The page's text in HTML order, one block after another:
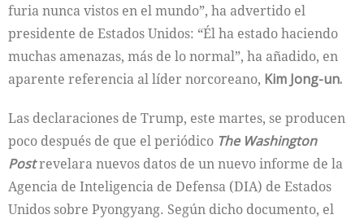
furia nunca vistos en el mundo”, ha advertido el
presidente de Estados Unidos: “Él ha estado haciendo
muchas amenazas, más de lo normal”, ha añadido, en
aparente referencia al líder norcoreano, Kim Jong-un.
Las declaraciones de Trump, este martes, se producen
poco después de que el periódico The Washington
Postrevelara nuevos datos de un nuevo informe de la
Agencia de Inteligencia de Defensa (DIA) de Estados
Unidos sobre Pyongyang. Según dicho documento, el